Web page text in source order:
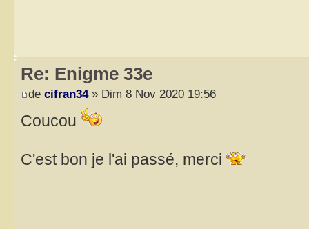
Re: Enigme 33e
de cifran34» Dim 8 Nov 2020 19:56
Coucou
C'est bon je l'ai passé, merci